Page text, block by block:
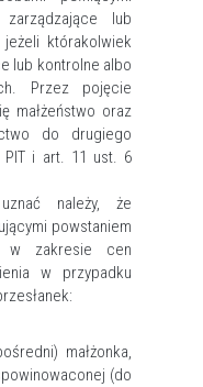
lub
którakolwiek
lub kontrolne albo
Przez pojęcie
małżeństwo oraz
do drugiego
i art. 11 ust. 6
należy, że
powstaniem
w zakresie cen
w przypadku
małżonka,
(do